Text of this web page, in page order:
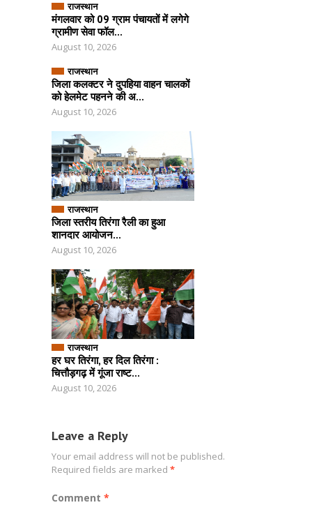
राजस्थान
मंगलवार को 09 ग्राम पंचायतों में लगेगे
ग्रामीण सेवा फॉल...
August 10, 2026
राजस्थान
जिला कलक्टर ने दुपहिया वाहन चालकों
को हेलमेट पहनने की अ...
August 10, 2026
राजस्थान
जिला स्तरीय तिरंगा रैली का हुआ
शानदार आयोजन...
August 10, 2026
राजस्थान
हर घर तिरंगा, हर दिल तिरंगा :
चित्तौड़गढ़ में गूंजा राष्ट...
August 10, 2026
Leave a Reply
Your email address will not be published.
Required fields are marked *
Comment *